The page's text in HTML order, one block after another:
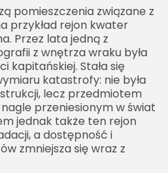
pomieszczenia związane z
przykład rejon kwater
Przez lata jedną z
z wnętrza wraku była
kapitańskiej. Stała się
katastrofy: nie była
lecz przedmiotem
przeniesionym w świat
jednak także ten rejon
a dostępność i
zmniejsza się wraz z